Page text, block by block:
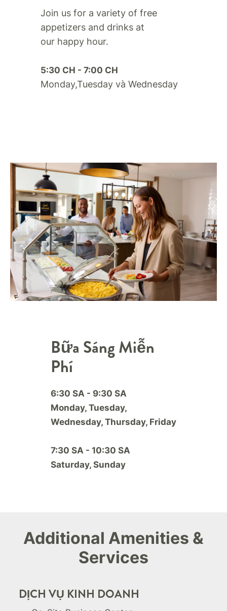
Join us for a variety of free
appetizers and drinks at
our happy hour.​
5:30 CH - 7:00 CH
Monday,Tuesday và Wednesday
Bữa Sáng Miễn
Phí
6:30 SA - 9:30 SA
Monday, Tuesday,
Wednesday, Thursday, Friday
7:30 SA - 10:30 SA
Saturday, Sunday
Additional Amenities &
Services
DỊCH VỤ KINH DOANH